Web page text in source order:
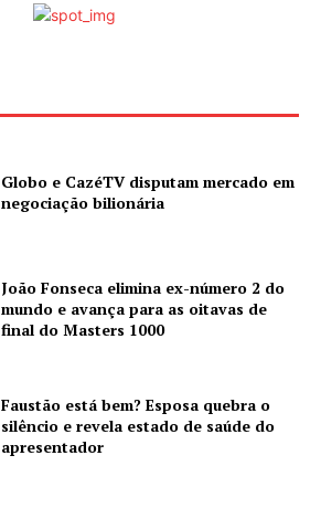
Globo e CazéTV disputam mercado em
negociação bilionária
João Fonseca elimina ex-número 2 do
mundo e avança para as oitavas de
final do Masters 1000
Faustão está bem? Esposa quebra o
silêncio e revela estado de saúde do
apresentador